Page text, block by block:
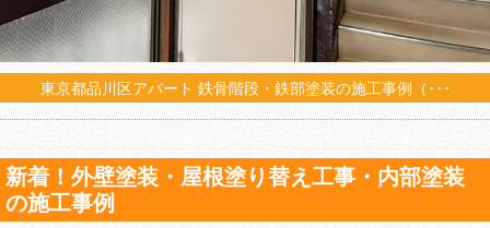
東京都品川区アパート 鉄骨階段・鉄部塗装の施工事例（･･･
新着！外壁塗装・屋根塗り替え工事・内部塗装
の施工事例